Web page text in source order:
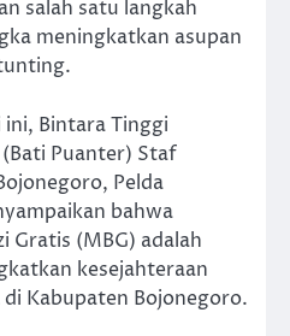
salah satu langkah
meningkatkan asupan
ini, Bintara Tinggi
Puanter) Staf
Pelda
bahwa
Gratis (MBG) adalah
kesejahteraan
Kabupaten Bojonegoro.